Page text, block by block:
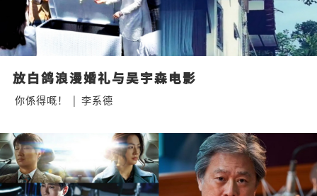
放白鸽浪漫婚礼与吴宇森电影
你係得嘅！ | 李系德